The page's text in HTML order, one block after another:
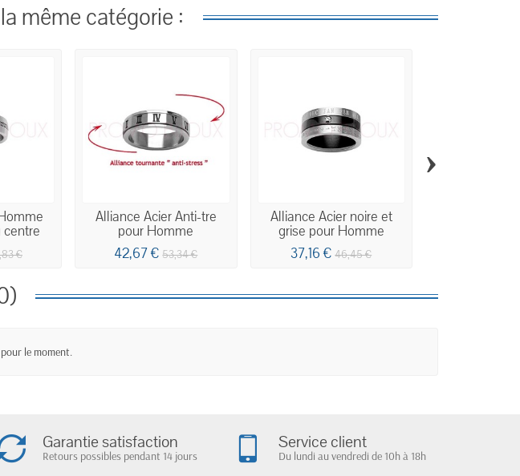
même catégorie :
centre
€
Alliance Acier Anti-tre
pour Homme
42,67 € 53,34 €
Alliance Acier noire et
grise pour Homme
37,16 € 46,45 €
›
le moment.
Garantie satisfaction
Retours possibles pendant 14 jours
Service client
Du lundi au vendredi de 10h à 18h